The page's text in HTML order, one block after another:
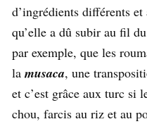
d’ingrédients différents
qu’elle a dû subir au fil
par exemple, que les
la musaca, une
et c’est grâce aux turc si
chou, farcis au riz et au